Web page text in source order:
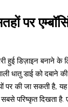
पर
हुई डिज़ाइन बनाने के
धातु डाई को दबाने
पर की जा सकती है,
परिष्कृत दिखता